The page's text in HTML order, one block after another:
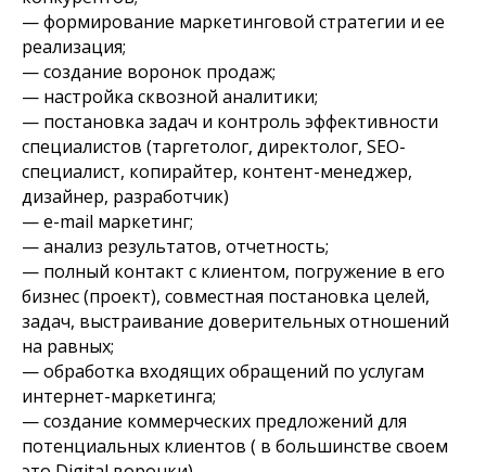
— формирование маркетинговой стратегии и ее
реализация;
— создание воронок продаж;
— настройка сквозной аналитики;
— постановка задач и контроль эффективности
специалистов (таргетолог, директолог, SEO-
специалист, копирайтер, контент-менеджер,
дизайнер, разработчик)
— e-mail маркетинг;
— анализ результатов, отчетность;
— полный контакт с клиентом, погружение в его
бизнес (проект), совместная постановка целей,
задач, выстраивание доверительных отношений
на равных;
— обработка входящих обращений по услугам
интернет-маркетинга;
— создание коммерческих предложений для
потенциальных клиентов ( в большинстве своем